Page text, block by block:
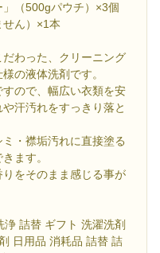
（500gパウチ）×3個
ん）×1本
わった、クリーニング
の液体洗剤です。
ので、幅広い衣類を安
汗汚れをすっきり落と
・襟垢汚れに直接塗る
ます。
をそのまま感じる事が
浄 詰替 ギフト 洗濯洗剤
日用品 消耗品 詰替 詰